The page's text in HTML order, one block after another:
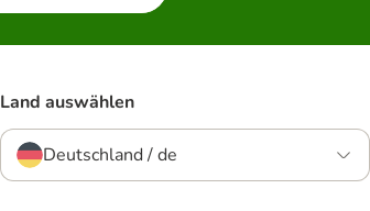
Land auswählen
Deutschland / de